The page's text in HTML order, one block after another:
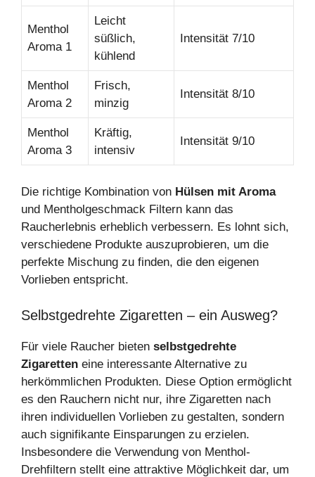
Menthol
Aroma 1
Leicht
süßlich,
kühlend
Intensität 7/10
Menthol
Aroma 2
Frisch,
minzig
Intensität 8/10
Menthol
Aroma 3
Kräftig,
intensiv
Intensität 9/10
Die richtige Kombination von Hülsen mit Aroma
und Mentholgeschmack Filtern kann das
Raucherlebnis erheblich verbessern. Es lohnt sich,
verschiedene Produkte auszuprobieren, um die
perfekte Mischung zu finden, die den eigenen
Vorlieben entspricht.
Selbstgedrehte Zigaretten – ein Ausweg?
Für viele Raucher bieten selbstgedrehte
Zigaretten eine interessante Alternative zu
herkömmlichen Produkten. Diese Option ermöglicht
es den Rauchern nicht nur, ihre Zigaretten nach
ihren individuellen Vorlieben zu gestalten, sondern
auch signifikante Einsparungen zu erzielen.
Insbesondere die Verwendung von Menthol-
Drehfiltern stellt eine attraktive Möglichkeit dar, um